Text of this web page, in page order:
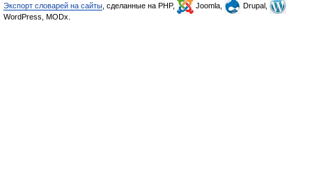
Экспорт словарей на сайты , сделанные на PHP, Joomla,
Drupal,
WordPress, MODx.